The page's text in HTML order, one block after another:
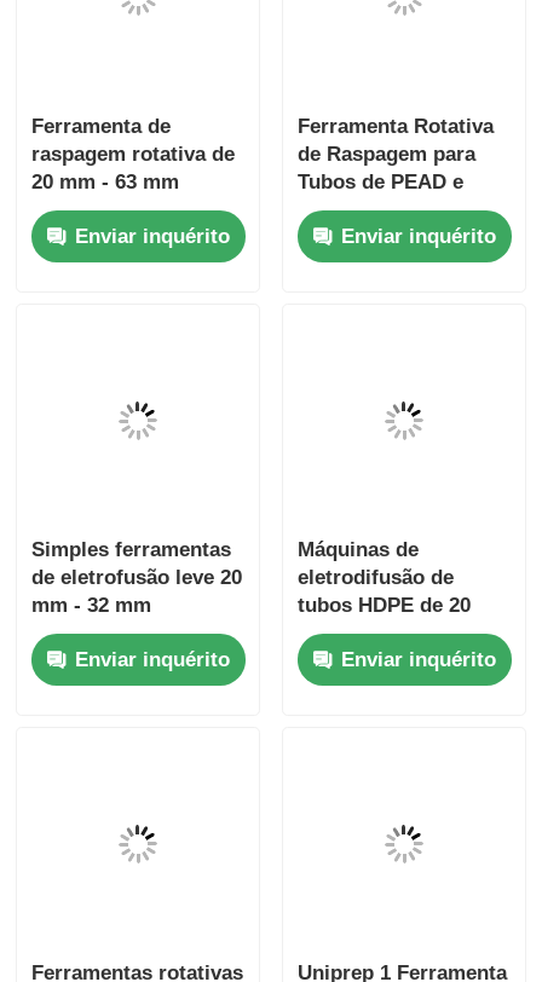
Ferramenta de
raspagem rotativa de
20 mm - 63 mm
Ferramentas de
eletrofusão
Enviar inquérito
Ferramenta Rotativa
de Raspagem para
Tubos de PEAD e
PEAD, Ferramentas
Leves para
Eletrofusão
Enviar inquérito
Simples ferramentas
de eletrofusão leve 20
mm - 32 mm
Enviar inquérito
Máquinas de
eletrodifusão de
tubos HDPE de 20
mm a 63 mm
Enviar inquérito
Ferramentas rotativas Uniprep 1 Ferramenta